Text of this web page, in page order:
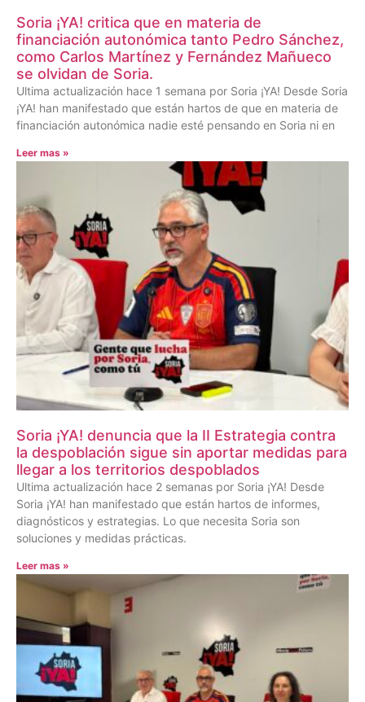
Soria ¡YA! critica que en materia de
financiación autonómica tanto Pedro Sánchez,
como Carlos Martínez y Fernández Mañueco
se olvidan de Soria.
Ultima actualización hace 1 semana por Soria ¡YA! Desde Soria
¡YA! han manifestado que están hartos de que en materia de
financiación autonómica nadie esté pensando en Soria ni en
Leer mas »
Soria ¡YA! denuncia que la II Estrategia contra
la despoblación sigue sin aportar medidas para
llegar a los territorios despoblados
Ultima actualización hace 2 semanas por Soria ¡YA! Desde
Soria ¡YA! han manifestado que están hartos de informes,
diagnósticos y estrategias. Lo que necesita Soria son
soluciones y medidas prácticas.
Leer mas »